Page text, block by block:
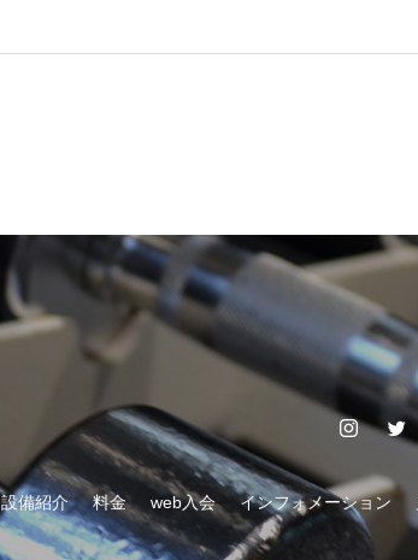
設備紹介 料金 web入会 インフォメーション